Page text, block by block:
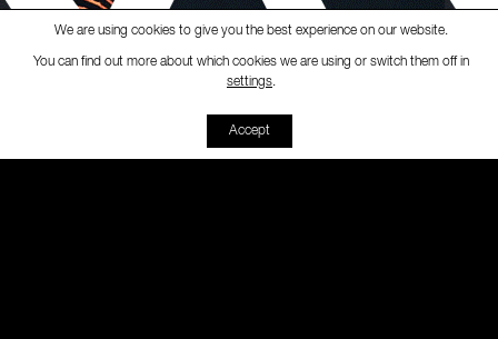
Ràdio Fabra - radio pARTi –
We are using cookies to give you the best experience on our website.
You can find out more about which cookies we are using or switch them off in
settings.
Accept